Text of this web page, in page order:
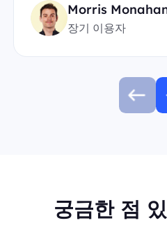
Morris
장기 이용자
궁금한 점